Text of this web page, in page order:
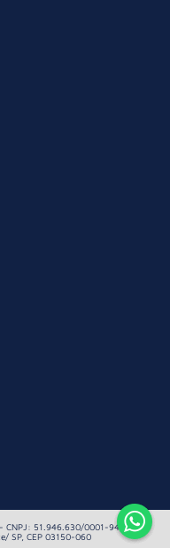
CNPJ: 51.946.630/0001-94 Av.
SP, CEP 03150-060